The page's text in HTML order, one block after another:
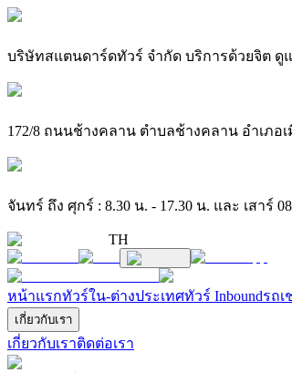
บริษัทสแตนดาร์ดทัวร์ จำกัด บริการด้วยจิต ดู
172/8 ถนนช้างคลาน ตำบลช้างคลาน อำเภอเ
จันทร์ ถึง ศุกร์ : 8.30 น. - 17.30 น. และ เสาร์
TH
หน้าแรกทัวร์ใน-ต่างประเทศทัวร์ Inboundรถเ
เกี่ยวกับเรา
เกี่ยวกับเราติดต่อเรา